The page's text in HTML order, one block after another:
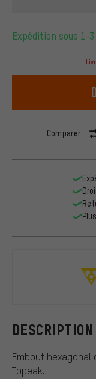
Expédition sous 1-
Comparer
Embout
Topeak.